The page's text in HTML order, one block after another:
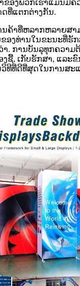
ຂອງພວກເຮົາແມ່ນມີຄ
ທີ່ແຕກຕ່າງກັນ.
ຄ້າທີ່ຫລາກຫລາຍສາ
ອງທ່ານໃນຂະນະທີ່ຮັ
. ການບັນລຸທຸກຄວາມ
ງຊື້, ເກັບຮັກສາ, ແລະ
ທີທີ່ດີທີ່ສຸດໃນການສະ